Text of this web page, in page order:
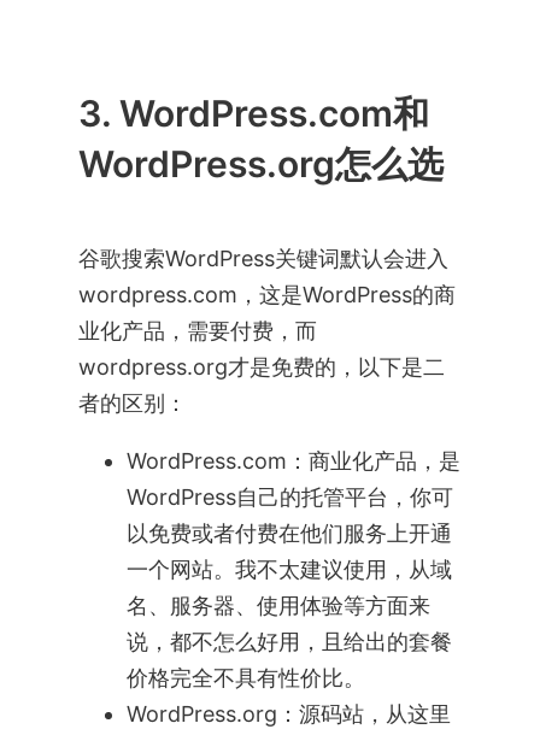
3. WordPress.com和
WordPress.org怎么选
谷歌搜索WordPress关键词默认会进入
wordpress.com，这是WordPress的商
业化产品，需要付费，而
wordpress.org才是免费的，以下是二
者的区别：
WordPress.com：商业化产品，是
WordPress自己的托管平台，你可
以免费或者付费在他们服务上开通
一个网站。我不太建议使用，从域
名、服务器、使用体验等方面来
说，都不怎么好用，且给出的套餐
价格完全不具有性价比。
WordPress.org：源码站，从这里